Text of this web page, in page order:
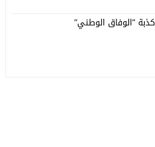
كذبة “الوفاق الوطني”